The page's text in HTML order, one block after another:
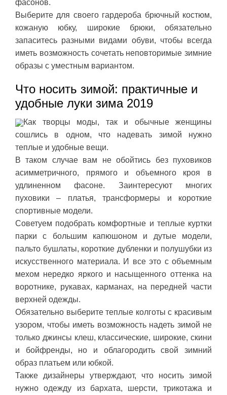
фасонов.
Выберите для своего гардероба брючный костюм,
кожаную юбку, широкие брюки, обязательно
запаситесь разными видами обуви, чтобы всегда
иметь возможность сочетать неповторимые зимние
образы с уместным вариантом.
Что носить зимой: практичные и
удобные луки зима 2019
Как творцы моды, так и обычные женщины
сошлись в одном, что надевать зимой нужно
теплые и удобные вещи.
В таком случае вам не обойтись без пуховиков
асимметричного, прямого и объемного кроя в
удлиненном фасоне. Заинтересуют многих
пуховики – платья, трансформеры и короткие
спортивные модели.
Советуем подобрать комфортные и теплые куртки
парки с большим капюшоном и дутые модели,
пальто бушлаты, короткие дубленки и полушубки из
искусственного материала. И все это с объемным
мехом нередко яркого и насыщенного оттенка на
воротнике, рукавах, карманах, на передней части
верхней одежды.
Обязательно выберите теплые колготы с красивым
узором, чтобы иметь возможность надеть зимой не
только джинсы клеш, классические, широкие, скини
и бойфренды, но и облагородить свой зимний
образ платьем или юбкой.
Также дизайнеры утверждают, что носить зимой
нужно одежду из бархата, шерсти, трикотажа и